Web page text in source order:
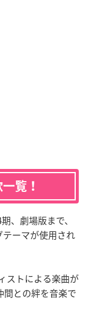
覧！
、劇場版まで、
ーマが使用され
ストによる楽曲が
との絆を音楽で